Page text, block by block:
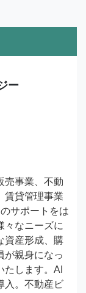
ー
売事業、不動
賃貸管理事業
サポートをは
々なニーズに
資産形成、購
が親身になっ
します。AI
入。不動産ビ